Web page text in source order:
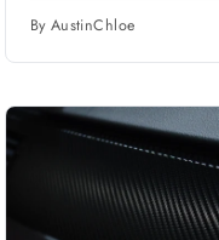
By AustinChloe